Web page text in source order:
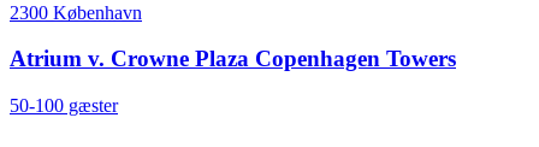
2300 København
Atrium v. Crowne Plaza Copenhagen Towers
50-100 gæster